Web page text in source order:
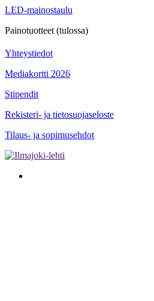
LED-mainostaulu
Painotuotteet (tulossa)
Yhteystiedot
Mediakortti 2026
Stipendit
Rekisteri- ja tietosuojaseloste
Tilaus- ja sopimusehdot